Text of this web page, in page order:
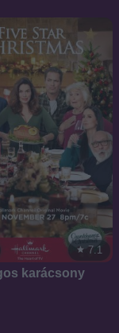
7.1
karácsony